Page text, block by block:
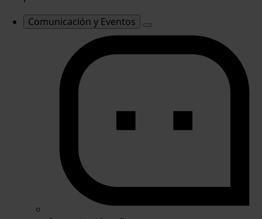
Comunicación y Eventos